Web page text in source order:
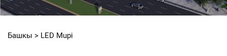
Башкы > LED Mupi